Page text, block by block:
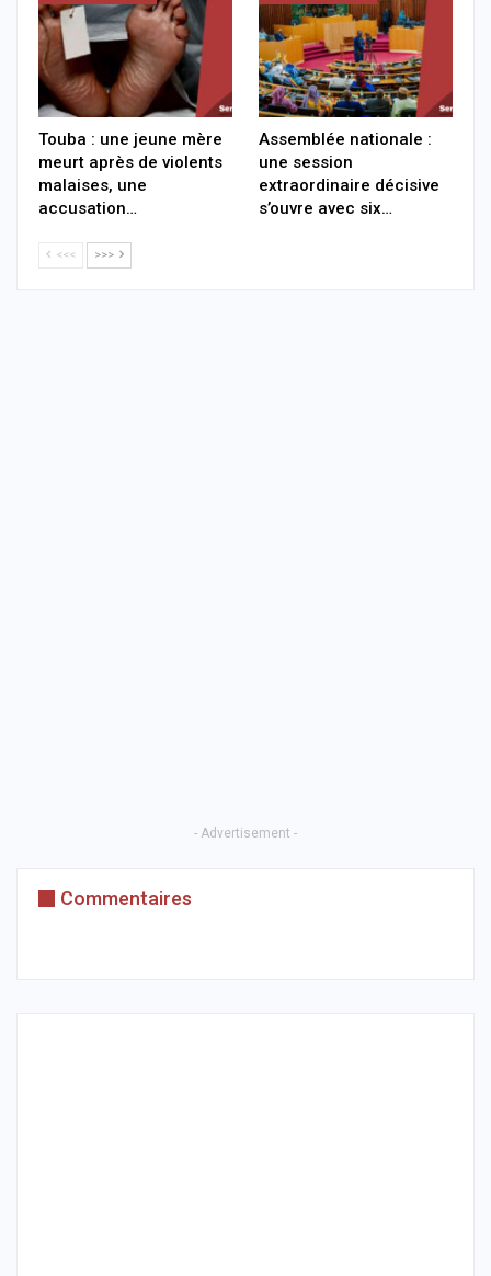
Touba : une jeune mère
meurt après de violents
malaises, une
accusation…
Assemblée nationale :
une session
extraordinaire décisive
s’ouvre avec six…
<<< >>>
- Advertisement -
Commentaires